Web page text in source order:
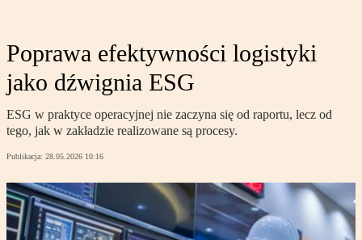
Poprawa efektywności logistyki
jako dźwignia ESG
ESG w praktyce operacyjnej nie zaczyna się od raportu, lecz od
tego, jak w zakładzie realizowane są procesy.
Publikacja: 28.05.2026 10:16